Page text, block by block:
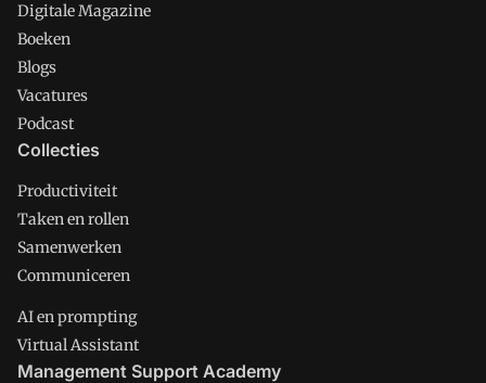
Digitale Magazine
Boeken
Blogs
Vacatures
Podcast
Collecties
Productiviteit
Taken en rollen
Samenwerken
Communiceren
AI en prompting
Virtual Assistant
Management Support Academy